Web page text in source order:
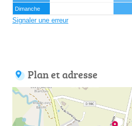
Dimanche
Signaler une erreur
Plan et adresse